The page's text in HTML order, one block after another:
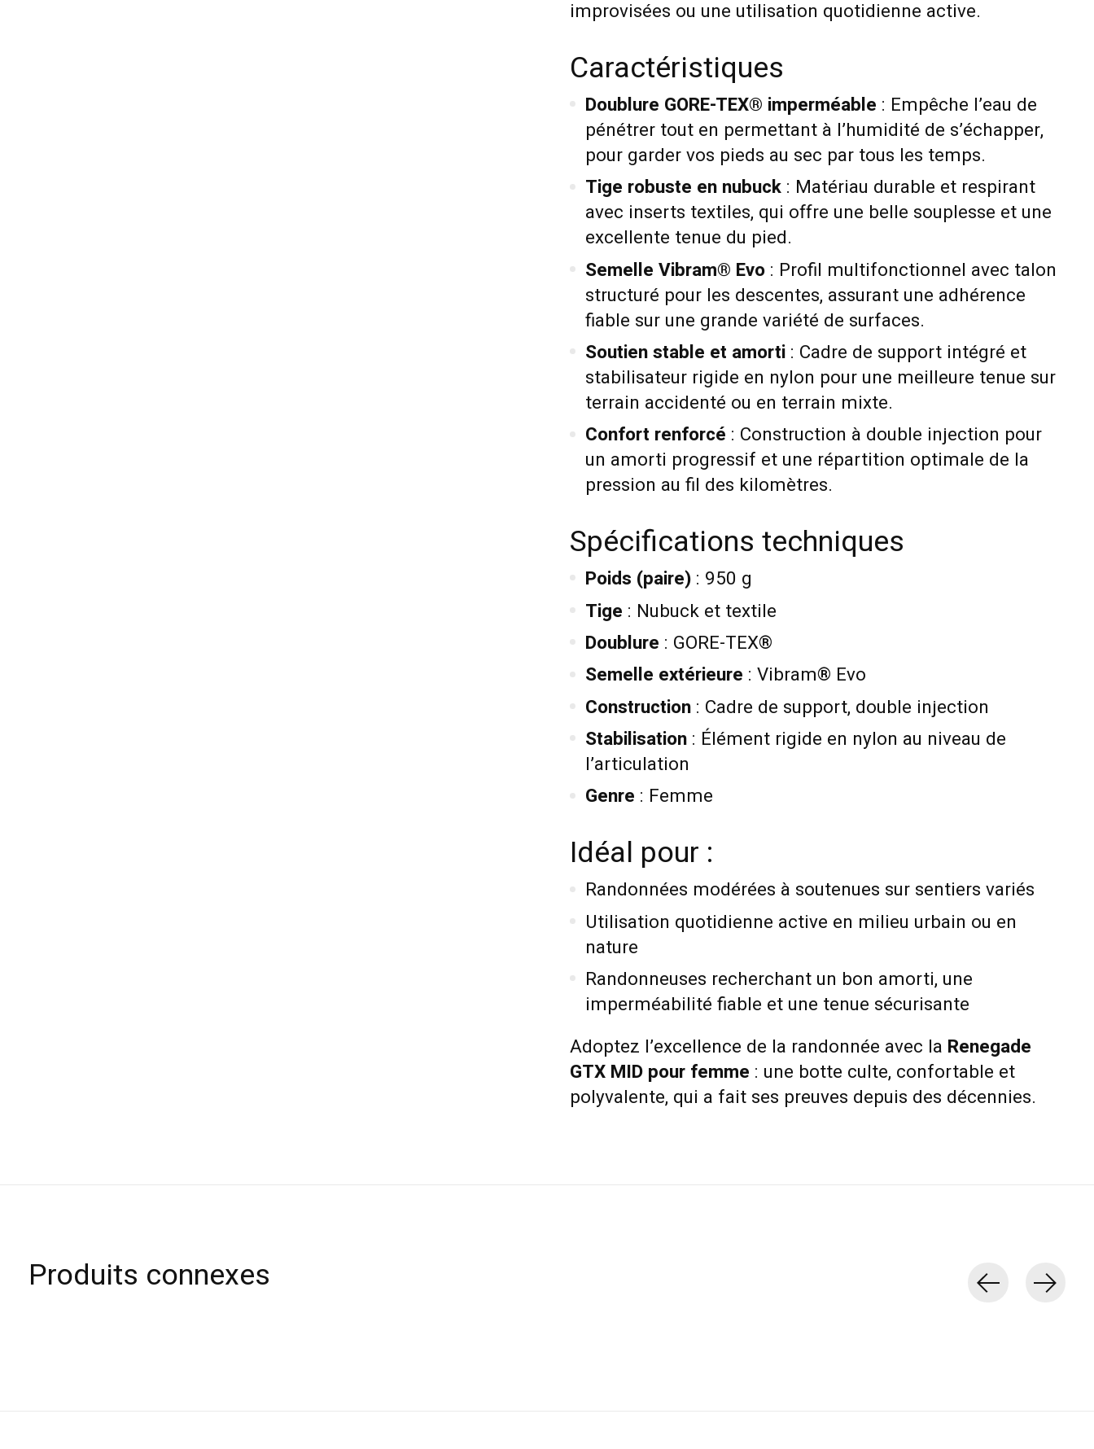
improvisées ou une utilisation quotidienne active.
Caractéristiques
Doublure GORE-TEX® imperméable : Empêche l’eau de
pénétrer tout en permettant à l’humidité de s’échapper,
pour garder vos pieds au sec par tous les temps.
Tige robuste en nubuck: Matériau durable et respirant
avec inserts textiles, qui offre une belle souplesse et une
excellente tenue du pied.
Semelle Vibram® Evo: Profil multifonctionnel avec talon
structuré pour les descentes, assurant une adhérence
fiable sur une grande variété de surfaces.
Soutien stable et amorti: Cadre de support intégré et
stabilisateur rigide en nylon pour une meilleure tenue sur
terrain accidenté ou en terrain mixte.
Confort renforcé : Construction à double injection pour
un amorti progressif et une répartition optimale de la
pression au fil des kilomètres.
Spécifications techniques
Poids (paire): 950 g
Tige : Nubuck et textile
Doublure : GORE-TEX®
Semelle extérieure : Vibram® Evo
Construction: Cadre de support, double injection
Stabilisation: Élément rigide en nylon au niveau de
l’articulation
Genre : Femme
Idéal pour :
Randonnées modérées à soutenues sur sentiers variés
Utilisation quotidienne active en milieu urbain ou en
nature
Randonneuses recherchant un bon amorti, une
imperméabilité fiable et une tenue sécurisante
Adoptez l’excellence de la randonnée avec la Renegade
GTX MID pour femme : une botte culte, confortable et
polyvalente, qui a fait ses preuves depuis des décennies.
Produits connexes